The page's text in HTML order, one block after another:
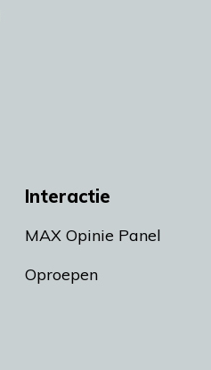
Interactie
MAX Opinie Panel
Oproepen